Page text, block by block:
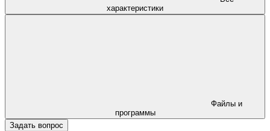
характеристики
программы
Задать вопрос